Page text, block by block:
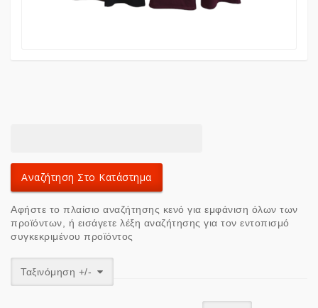
Αφήστε το πλαίσιο αναζήτησης κενό για εμφάνιση όλων των
προϊόντων, ή εισάγετε λέξη αναζήτησης για τον εντοπισμό
συγκεκριμένου προϊόντος
Ταξινόμηση +/-